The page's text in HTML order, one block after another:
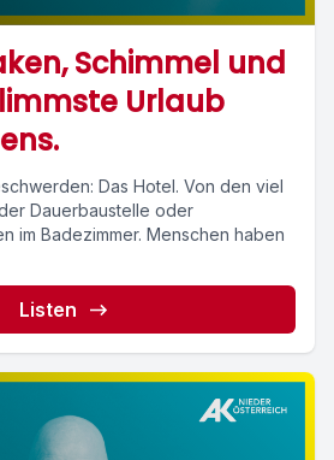
Schimmel und
Urlaub
Das Hotel. Von den viel
Dauerbaustelle oder
im Badezimmer. Menschen haben
Listen